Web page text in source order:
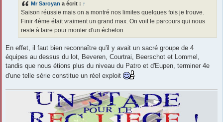
Mr Saroyan a écrit : ↑
Saison réussie mais on a montré nos limites quelques fois je trouve.
Finir 4ème était vraiment un grand max. On voit le parcours qui nous
reste à faire pour monter d'un échelon
En effet, il faut bien reconnaître qu'il y avait un sacré groupe de 4
équipes au dessus du lot, Beveren, Courtrai, Beerschot et Lommel,
tandis que nous étions plus du niveau du Patro et d'Eupen, terminer 4e
d'une telle série constitue un réel exploit